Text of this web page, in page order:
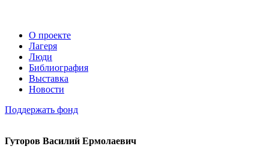
О проекте
Лагеря
Люди
Библиография
Выставка
Новости
Поддержать фонд
Гуторов Василий Ермолаевич